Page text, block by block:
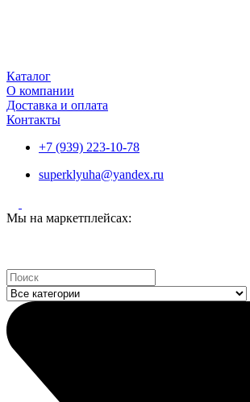
Каталог
О компании
Доставка и оплата
Контакты
+7 (939) 223-10-78
superklyuha@yandex.ru
Мы на маркетплейсах:
Search
...